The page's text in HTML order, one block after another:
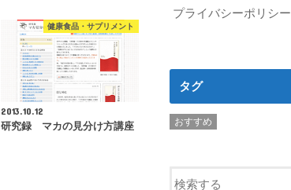
健康食品・サプリメント
2013.10.12
研究録 マカの見分け方講座
プライバシーポリシー
タグ
おすすめ